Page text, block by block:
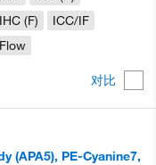
对比
IHC (F)
ICC/IF
Flow
(APA5), PE-Cyanine7,